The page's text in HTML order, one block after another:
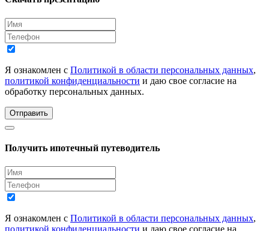
Я ознакомлен с Политикой в области персональных данных,
политикой конфиденциальности и даю свое согласие на
обработку персональных данных.
Отправить
Получить ипотечный путеводитель
Я ознакомлен с Политикой в области персональных данных,